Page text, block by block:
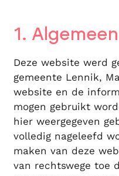
1. Algemeen
Deze website werd
gemeente Lennik,
website en de
mogen gebruikt
hier weergegeven
volledig nageleefd
maken van deze
van rechtswege toe